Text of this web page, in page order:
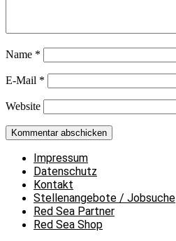
Name *
E-Mail *
Website
Impressum
Datenschutz
Kontakt
Stellenangebote / Jobsuche
Red Sea Partner
Red Sea Shop